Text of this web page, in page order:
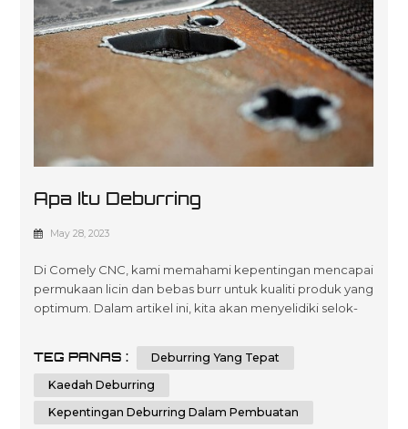
Apa Itu Deburring
May 28, 2023
Di Comely CNC, kami memahami kepentingan mencapai
permukaan licin dan bebas burr untuk kualiti produk yang
optimum. Dalam artikel ini, kita akan menyelidiki selok-
akan mempunyai pemahaman yang komprehensif
tentang deburring dan pengetahuan untuk membuat
TEG PANAS :
Deburring Yang Tepat
Kaedah Deburring
Kepentingan Deburring Dalam Pembuatan